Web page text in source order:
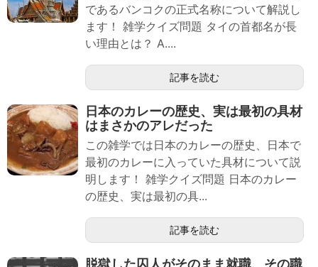
であるバンコクの正式名称について解説し
ます！ 雑学クイズ問題 タイの首都名が長
い理由とは？ A....
記事を読む
日本のカレーの歴史、実は最初の具材
はまさかのアレだった
この雑学では日本のカレーの歴史、日本で
最初のカレーに入っていた具材について説
明します！ 雑学クイズ問題 日本のカレー
の歴史、実は最初の具...
記事を読む
脱獄した囚人がそのまま就職、その職